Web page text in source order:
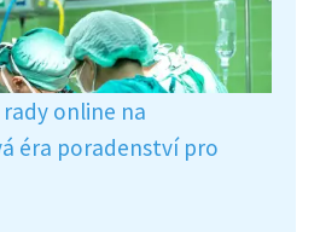
online na
éra poradenství pro